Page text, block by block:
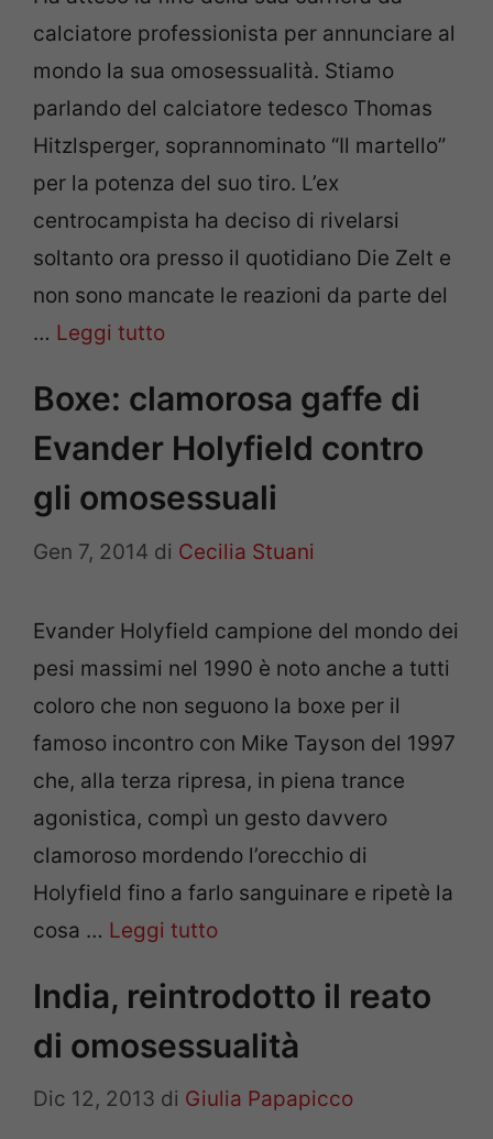
calciatore professionista per annunciare al
mondo la sua omosessualità. Stiamo
parlando del calciatore tedesco Thomas
Hitzlsperger, soprannominato “Il martello”
per la potenza del suo tiro. L’ex
centrocampista ha deciso di rivelarsi
soltanto ora presso il quotidiano Die Zelt e
non sono mancate le reazioni da parte del
… Leggi tutto
Boxe: clamorosa gaffe di
Evander Holyfield contro
gli omosessuali
Gen 7, 2014 di Cecilia Stuani
Evander Holyfield campione del mondo dei
pesi massimi nel 1990 è noto anche a tutti
coloro che non seguono la boxe per il
famoso incontro con Mike Tayson del 1997
che, alla terza ripresa, in piena trance
agonistica, compì un gesto davvero
clamoroso mordendo l’orecchio di
Holyfield fino a farlo sanguinare e ripetè la
cosa … Leggi tutto
India, reintrodotto il reato
di omosessualità
Dic 12, 2013 di Giulia Papapicco